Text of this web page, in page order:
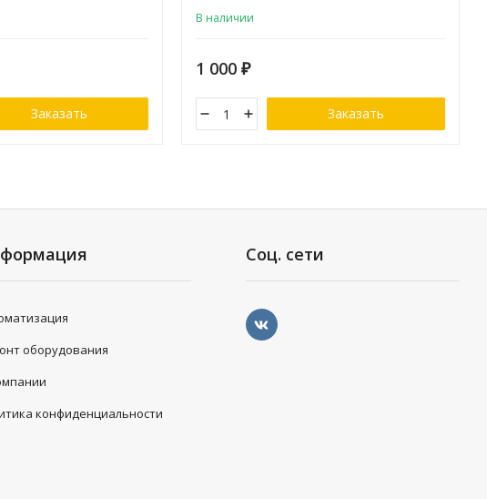
Заказать
В наличии
1 000 ₽
Заказать
оборудования
конфиденциальности
Соц. сети